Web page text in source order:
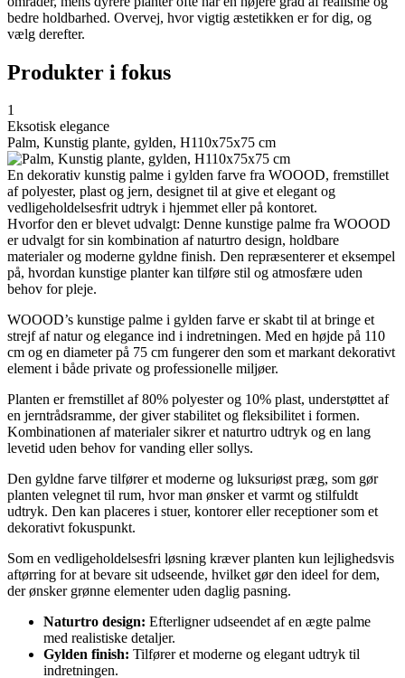
bedre holdbarhed. Overvej, hvor vigtig æstetikken er for dig, og
vælg derefter.
Produkter i fokus
1
Eksotisk elegance
Palm, Kunstig plante, gylden, H110x75x75 cm
En dekorativ kunstig palme i gylden farve fra WOOOD, fremstillet
af polyester, plast og jern, designet til at give et elegant og
vedligeholdelsesfrit udtryk i hjemmet eller på kontoret.
Hvorfor den er blevet udvalgt: Denne kunstige palme fra WOOOD
er udvalgt for sin kombination af naturtro design, holdbare
materialer og moderne gyldne finish. Den repræsenterer et eksempel
på, hvordan kunstige planter kan tilføre stil og atmosfære uden
behov for pleje.
WOOOD’s kunstige palme i gylden farve er skabt til at bringe et
strejf af natur og elegance ind i indretningen. Med en højde på 110
cm og en diameter på 75 cm fungerer den som et markant dekorativt
element i både private og professionelle miljøer.
Planten er fremstillet af 80% polyester og 10% plast, understøttet af
en jerntrådsramme, der giver stabilitet og fleksibilitet i formen.
Kombinationen af materialer sikrer et naturtro udtryk og en lang
levetid uden behov for vanding eller sollys.
Den gyldne farve tilfører et moderne og luksuriøst præg, som gør
planten velegnet til rum, hvor man ønsker et varmt og stilfuldt
udtryk. Den kan placeres i stuer, kontorer eller receptioner som et
dekorativt fokuspunkt.
Som en vedligeholdelsesfri løsning kræver planten kun lejlighedsvis
aftørring for at bevare sit udseende, hvilket gør den ideel for dem,
der ønsker grønne elementer uden daglig pasning.
Naturtro design: Efterligner udseendet af en ægte palme
med realistiske detaljer.
Gylden finish: Tilfører et moderne og elegant udtryk til
indretningen.